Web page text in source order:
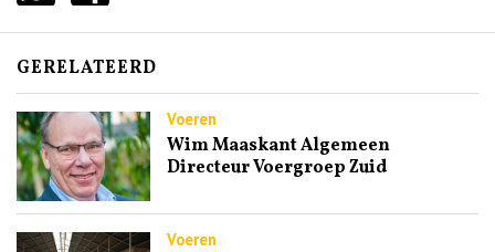
GERELATEERD
Voeren
Wim Maaskant Algemeen
Directeur Voergroep Zuid
Voeren